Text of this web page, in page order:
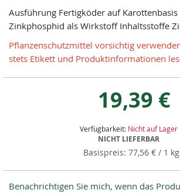
Ausführung Fertigköder auf
Zinkphosphid als Wirkstoff Inhaltsstoffe
Pflanzenschutzmittel vorsichtig
stets Etikett und Produktinformationen
19,39 €
77,56 € / 1 kg
Verfügbarkeit: Nicht auf Lager
NICHT LIEFERBAR
Benachrichtigen Sie mich, wenn das